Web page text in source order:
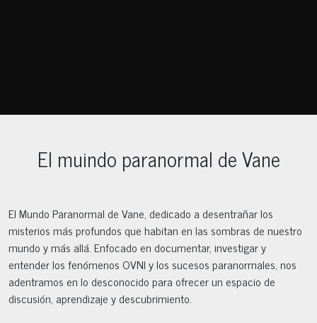
El muindo paranormal de Vane
El Mundo Paranormal de Vane, dedicado a desentrañar los
misterios más profundos que habitan en las sombras de nuestro
mundo y más allá. Enfocado en documentar, investigar y
entender los fenómenos OVNI y los sucesos paranormales, nos
adentramos en lo desconocido para ofrecer un espacio de
discusión, aprendizaje y descubrimiento.